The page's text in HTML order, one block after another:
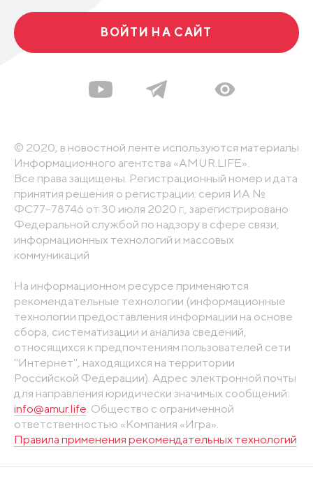
ВОЙТИ НА САЙТ
© 2020, в новостной ленте используются материалы
Информационного агентства «AMUR.LIFE».
Все права защищены. Регистрационный номер и дата
принятия решения о регистрации: серия ИА №
ФС77-78746 от 30 июля 2020 г., зарегистрировано
Федеральной службой по надзору в сфере связи,
информационных технологий и массовых
коммуникаций
На информационном ресурсе применяются
рекомендательные технологии (информационные
технологии предоставления информации на основе
сбора, систематизации и анализа сведений,
относящихся к предпочтениям пользователей сети
"Интернет", находящихся на территории
Российской Федерации). Адрес электронной почты
для направления юридически значимых сообщений:
info@amur.life. Общество с ограниченной
ответственностью «Компания «Игра».
Правила применения рекомендательных технологий